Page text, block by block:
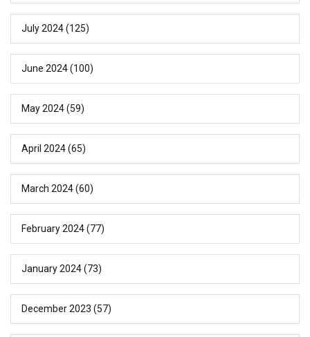
July 2024(125)
June 2024(100)
May 2024(59)
April 2024(65)
March 2024(60)
February 2024(77)
January 2024(73)
December 2023 (57)